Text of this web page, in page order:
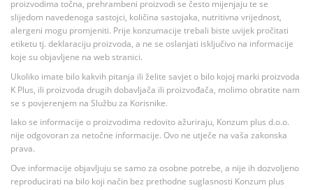
proizvodima točna, prehrambeni proizvodi se često mijenjaju te se
slijedom navedenoga sastojci, količina sastojaka, nutritivna vrijednost,
alergeni mogu promjeniti. Prije konzumacije trebali biste uvijek pročitati
etiketu tj. deklaraciju proizvoda, a ne se oslanjati isključivo na informacije
koje su objavljene na web stranici.
Ukoliko imate bilo kakvih pitanja ili želite savjet o bilo kojoj marki proizvoda
K Plus, ili proizvoda drugih dobavljača ili proizvođača, molimo obratite nam
se s povjerenjem na Službu za Korisnike.
Iako se informacije o proizvodima redovito ažuriraju, Konzum plus d.o.o.
nije odgovoran za netočne informacije. Ovo ne utječe na vaša zakonska
prava.
Ove informacije objavljuju se samo za osobne potrebe, a nije ih dozvoljeno
reproducirati na bilo koji način bez prethodne suglasnosti Konzum plus